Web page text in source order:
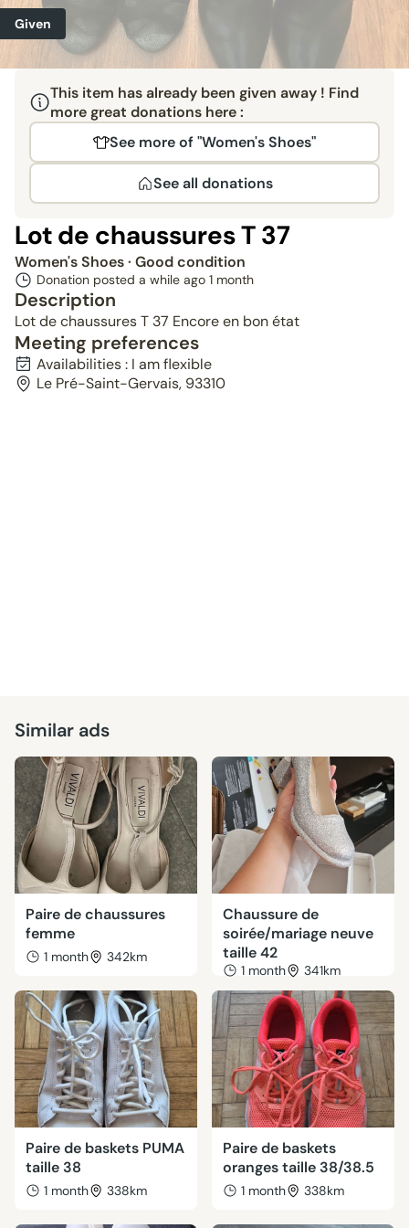
Given
This item has already been given away ! Find
more great donations here :
See more of "Women's Shoes"
See all donations
Lot de chaussures T 37
Women's Shoes· Good condition
Donation posted a while ago 1 month
Description
Lot de chaussures T 37 Encore en bon état
Meeting preferences
Availabilities : I am flexible
Le Pré-Saint-Gervais, 93310
Similar ads
Paire de chaussures
femme
1 month 342km
Chaussure de
soirée/mariage neuve
taille 42
1 month 341km
Paire de baskets PUMA
taille 38
1 month 338km
Paire de baskets
oranges taille 38/38.5
1 month 338km